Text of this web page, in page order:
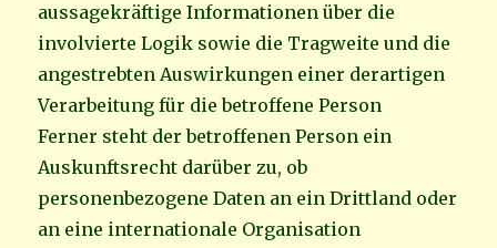
aussagekräftige Informationen über die
involvierte Logik sowie die Tragweite und die
angestrebten Auswirkungen einer derartigen
Verarbeitung für die betroffene Person
Ferner steht der betroffenen Person ein
Auskunftsrecht darüber zu, ob
personenbezogene Daten an ein Drittland oder
an eine internationale Organisation